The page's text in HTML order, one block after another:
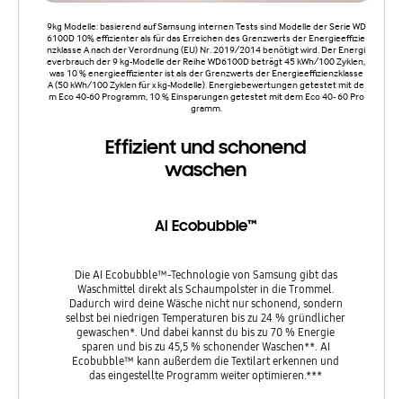
9kg Modelle: basierend auf Samsung internen Tests sind Modelle der Serie WD
6100D 10% effizienter als für das Erreichen des Grenzwerts der Energieeffizie
nzklasse A nach der Verordnung (EU) Nr. 2019/2014 benötigt wird. Der Energi
everbrauch der 9 kg-Modelle der Reihe WD6100D beträgt 45 kWh/100 Zyklen,
was 10 % energieeffizienter ist als der Grenzwerts der Energieeffizienzklasse
A (50 kWh/100 Zyklen für x kg-Modelle). Energiebewertungen getestet mit de
m Eco 40-60 Programm, 10 % Einsparungen getestet mit dem Eco 40- 60 Pro
gramm.
Effizient und schonend
waschen
AI Ecobubble™
Die AI Ecobubble™-Technologie von Samsung gibt das
Waschmittel direkt als Schaumpolster in die Trommel.
Dadurch wird deine Wäsche nicht nur schonend, sondern
selbst bei niedrigen Temperaturen bis zu 24 % gründlicher
gewaschen*. Und dabei kannst du bis zu 70 % Energie
sparen und bis zu 45,5 % schonender Waschen**. AI
Ecobubble™ kann außerdem die Textilart erkennen und
das eingestellte Programm weiter optimieren.***